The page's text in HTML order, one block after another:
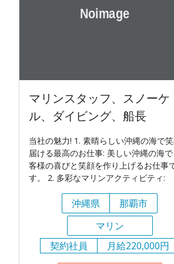
マリンスタッフ、スノーケ
ル、ダイビング、船長
当社の魅力! 1. 素晴らしい沖縄の海で
届ける最高のお仕事: 美しい沖縄の海
客様の喜びと笑顔を作り上げるお仕事
す。 2. 多彩なマリンアクティビティ:
沖縄県
那覇市
マリン
契約社員
月給220,000円